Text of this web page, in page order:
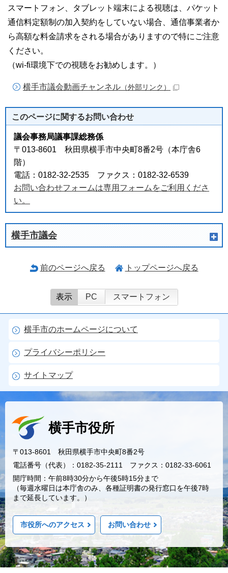
スマートフォン、タブレット端末による視聴は、パケット
通信料定額制の加入契約をしていない場合、通信事業者か
ら高額な料金請求をされる場合がありますので特にご注意
ください。
（wi-fi環境下での視聴をお勧めします。）
横手市議会動画チャンネル （外部リンク）
このページに関するお問い合わせ
議会事務局議事課総務係
〒013-8601 秋田県横手市中央町8番2号（本庁舎6
階）
電話：0182-32-2535 ファクス：0182-32-6539
お問い合わせフォームは専用フォームをご利用くださ
い。
横手市議会
前のページへ戻る トップページへ戻る
表示 PC スマートフォン
横手市のホームページについて
プライバシーポリシー
サイトマップ
横手市役所
〒013-8601 秋田県横手市中央町8番2号
電話番号（代表）：0182-35-2111 ファクス：0182-33-6061
開庁時間：午前8時30分から午後5時15分まで
（毎週水曜日は本庁舎のみ、各種証明書の発行窓口を午後7時
まで延長しています。）
市役所へのアクセス お問い合わせ